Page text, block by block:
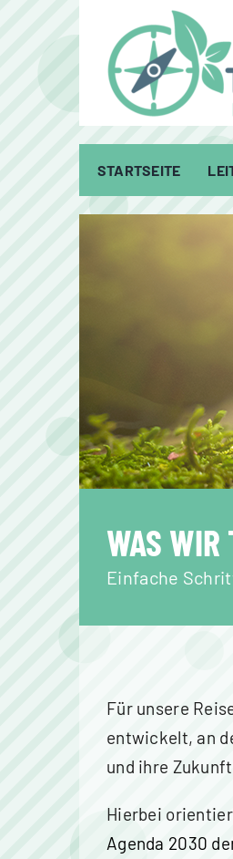
springen
STARTSEITE
WAS WIR
Einfache
Für unsere
entwickelt, an
und ihre
Hierbei
Agenda 2030